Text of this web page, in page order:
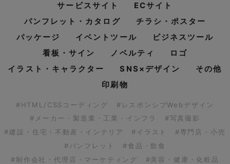
サービスサイト
ECサイト
パンフレット・カタログ
チラシ・ポスター
パッケージ
イベントツール
ビジネスツール
看板・サイン
ノベルティ
ロゴ
イラスト・キャラクター
SNS×デザイン
その他
印刷物
#HTML/CSSコーディング
#レスポンシブWebデザイン
#メーカー・製造業・工業・インフラ
#写真撮影
#建設・住宅・不動産・インテリア
#イラスト
#専門店・小売
#パンフレット
#食品・飲食
#制作会社・代理店・マーケティング
#美容・健康・化粧品